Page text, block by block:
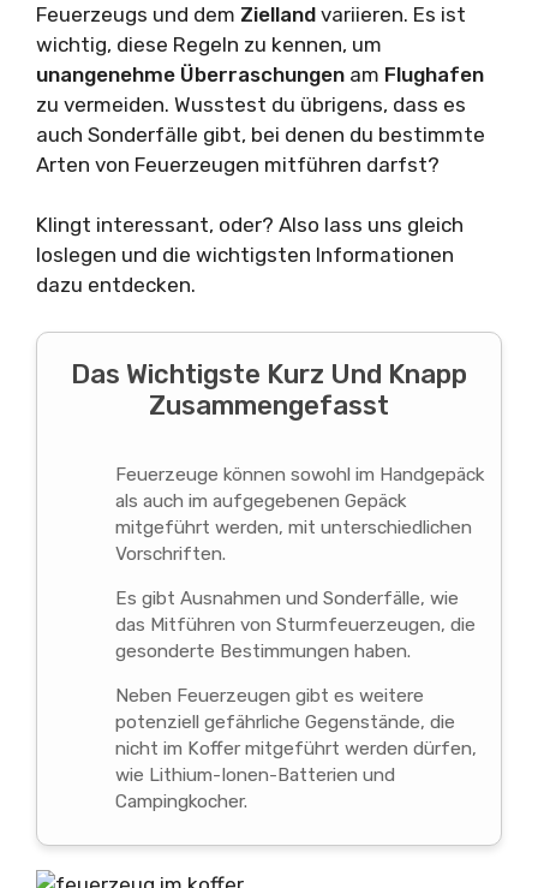
Feuerzeugs und dem Zielland variieren. Es ist
wichtig, diese Regeln zu kennen, um
unangenehme Überraschungen am Flughafen
zu vermeiden. Wusstest du übrigens, dass es
auch Sonderfälle gibt, bei denen du bestimmte
Arten von Feuerzeugen mitführen darfst?
Klingt interessant, oder? Also lass uns gleich
loslegen und die wichtigsten Informationen
dazu entdecken.
Das Wichtigste Kurz Und Knapp
Zusammengefasst
Feuerzeuge können sowohl im Handgepäck
als auch im aufgegebenen Gepäck
mitgeführt werden, mit unterschiedlichen
Vorschriften.
Es gibt Ausnahmen und Sonderfälle, wie
das Mitführen von Sturmfeuerzeugen, die
gesonderte Bestimmungen haben.
Neben Feuerzeugen gibt es weitere
potenziell gefährliche Gegenstände, die
nicht im Koffer mitgeführt werden dürfen,
wie Lithium-Ionen-Batterien und
Campingkocher.